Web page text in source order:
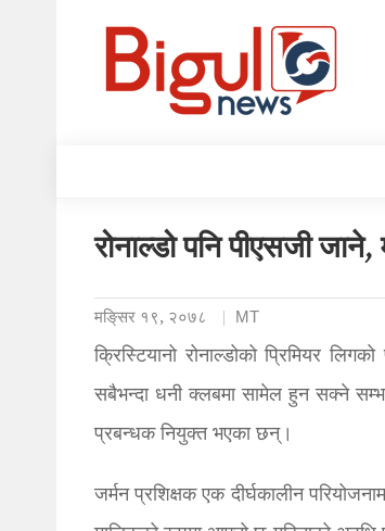
रोनाल्डो पनि पीएसजी
मङि्सर १९, २०७८ MT
क्रिस्टियानो रोनाल्डोको प्रिमियर
सबैभन्दा धनी क्लबमा सामेल हुन सक्ने
प्रबन्धक नियुक्त भएका छन्।
जर्मन प्रशिक्षक एक दीर्घकालीन